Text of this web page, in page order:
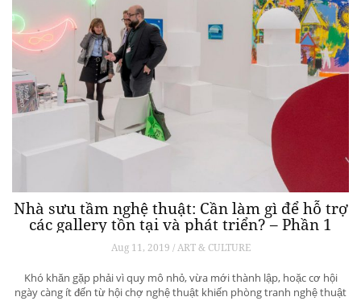
Nhà sưu tầm nghệ thuật: Cần làm gì để hỗ trợ
các gallery tồn tại và phát triển? – Phần 1
Aug 11, 2019 / ART & CULTURE
Khó khăn gặp phải vì quy mô nhỏ, vừa mới thành lập, hoặc cơ hội
ngày càng ít đến từ hội chợ nghệ thuật khiến phòng tranh nghệ thuật